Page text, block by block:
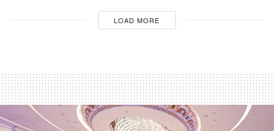
LOAD MORE